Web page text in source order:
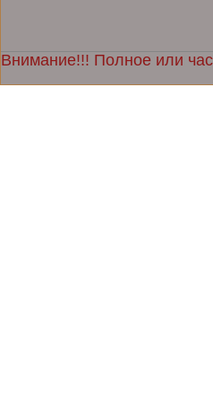
Внимание!!! Полное или